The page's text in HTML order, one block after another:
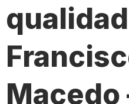
Macedo